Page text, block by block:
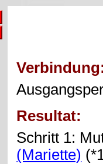
Resultat:
Schritt 1:
(Mariette)